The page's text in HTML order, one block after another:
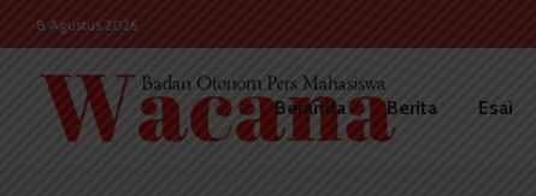
8 Agustus 2026
Beranda Berita Esai